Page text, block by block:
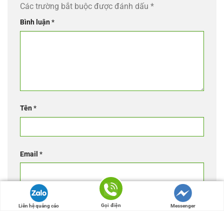
Các trường bắt buộc được đánh dấu *
Bình luận*
Tên*
Email *
Trang web
Liên hệ quảng cáo Gọi điện Messenger